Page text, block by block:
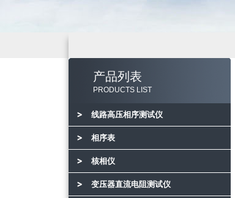
产品列表
PRODUCTS LIST
线路高压相序测试仪
相序表
核相仪
变压器直流电阻测试仪